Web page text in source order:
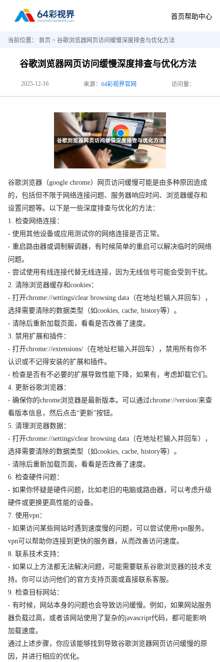
首页帮助中心
当前位置： 首页 > 谷歌浏览器网页访问缓慢深度排查与优化方法
谷歌浏览器网页访问缓慢深度排查与优化方法
2025-12-16 来源： 64彩视界官网 访问量：
谷歌浏览器（google chrome）网页访问缓慢可能是由多种原因造成
的，包括但不限于网络连接问题、服务器响应时间、浏览器缓存和
设置问题等。以下是一些深度排查与优化的方法：
1. 检查网络连接：
- 使用其他设备或应用测试你的网络连接是否正常。
- 重启路由器或调制解调器，有时候简单的重启可以解决临时的网络
问题。
- 尝试使用有线连接代替无线连接，因为无线信号可能会受到干扰。
2. 清除浏览器缓存和cookies：
- 打开chrome://settings/clear browsing data（在地址栏输入并回车），
选择需要清除的数据类型（如cookies, cache, history等）。
- 清除后重新加载页面，看看是否改善了速度。
3. 禁用扩展和插件：
- 打开chrome://extensions/（在地址栏输入并回车），禁用所有你不
认识或不记得安装的扩展和插件。
- 检查是否有不必要的扩展导致性能下降，如果有，考虑卸载它们。
4. 更新谷歌浏览器：
- 确保你的chrome浏览器是最新版本。可以通过chrome://version/来查
看版本信息，然后点击“更新”按钮。
5. 清理浏览器数据：
- 打开chrome://settings/clear browsing data（在地址栏输入并回车），
选择需要清除的数据类型（如cookies, cache, history等）。
- 清除后重新加载页面，看看是否改善了速度。
6. 检查硬件问题：
- 如果你怀疑是硬件问题，比如老旧的电脑或路由器，可以考虑升级
硬件或更换更高性能的设备。
7. 使用vpn：
- 如果访问某些网站时遇到速度慢的问题，可以尝试使用vpn服务。
vpn可以帮助你连接到更快的服务器，从而改善访问速度。
8. 联系技术支持：
- 如果以上方法都无法解决问题，可能需要联系谷歌浏览器的技术支
持。你可以访问他们的官方支持页面或直接联系客服。
9. 检查目标网站：
- 有时候，网站本身的问题也会导致访问缓慢。例如，如果网站服务
器负载过高，或者该网站使用了复杂的javascript代码，都可能影响
加载速度。
通过上述步骤，你应该能够找到导致谷歌浏览器网页访问缓慢的原
因，并进行相应的优化。